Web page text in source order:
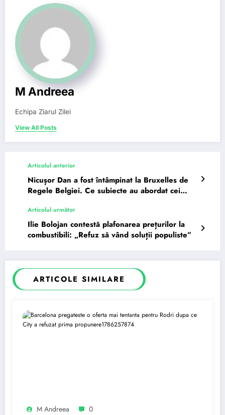
M Andreea
Echipa Ziarul Zilei
View All Posts
Articolul anterior
Nicușor Dan a fost întâmpinat la Bruxelles de
Regele Belgiei. Ce subiecte au abordat cei
Articolul următor
Ilie Bolojan contestă plafonarea prețurilor la
combustibili: „Refuz să vând soluții populiste”
ARTICOLE SIMILARE
M Andreea 0